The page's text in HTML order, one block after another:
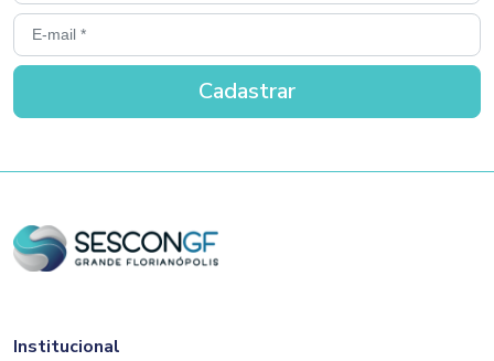
Institucional